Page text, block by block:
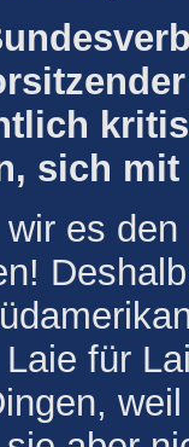
sich
es
für